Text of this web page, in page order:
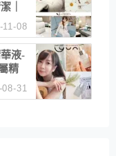
｜
想
11-08
液-
精
持
08-31